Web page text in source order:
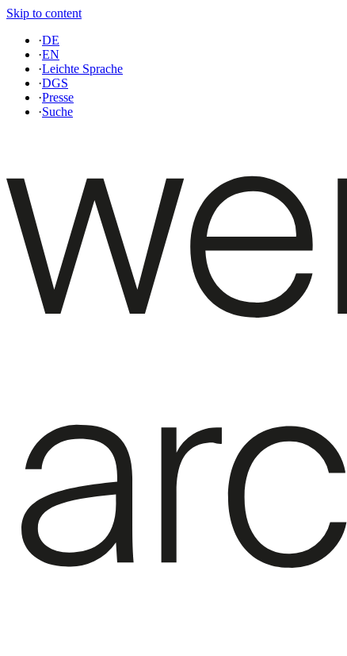
Skip to content
·DE
·EN
·Leichte Sprache
·DGS
·Presse
·Suche